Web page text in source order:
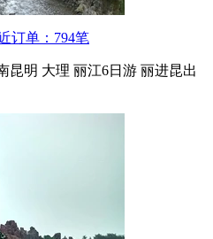
订单： 794笔
昆明 大理 丽江6日游 丽进昆出